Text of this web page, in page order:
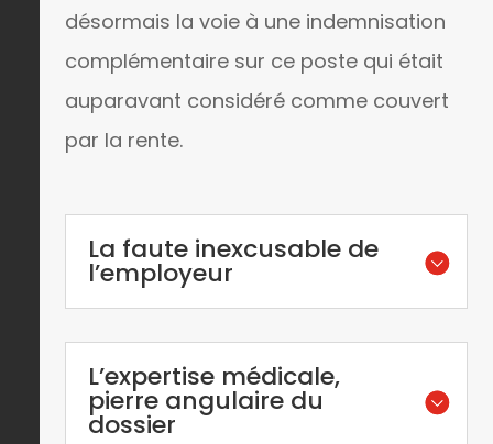
désormais la voie à une indemnisation
complémentaire sur ce poste qui était
auparavant considéré comme couvert
par la rente.
La faute inexcusable de
l’employeur
L’expertise médicale,
pierre angulaire du
dossier